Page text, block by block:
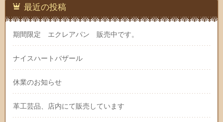
最近の投稿
期間限定 エクレアパン 販売中です。
ナイスハートバザール
休業のお知らせ
革工芸品、店内にて販売しています